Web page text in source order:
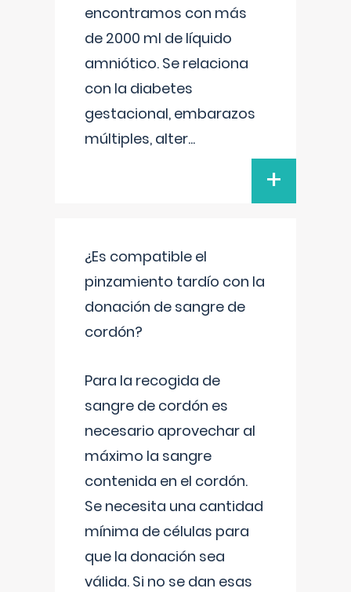
encontramos con más
de 2000 ml de líquido
amniótico. Se relaciona
con la diabetes
gestacional, embarazos
múltiples, alter...
+
¿Es compatible el
pinzamiento tardío con la
donación de sangre de
cordón?
Para la recogida de
sangre de cordón es
necesario aprovechar al
máximo la sangre
contenida en el cordón.
Se necesita una cantidad
mínima de células para
que la donación sea
válida. Si no se dan esas